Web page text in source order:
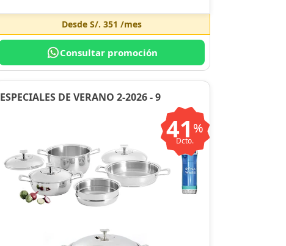
DesdeS/. 351 /mes
Consultar promoción
ESPECIALES DE VERANO 2-2026 - 9
41 %
Dcto.